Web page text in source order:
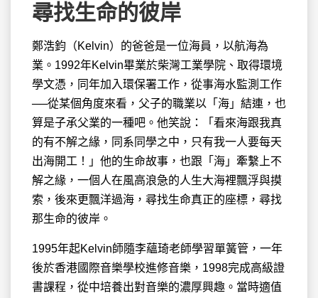
尋找生命的彼岸
鄭浩鈞（Kelvin）的爸爸是一位海員，以航海為
業。1992年Kelvin畢業於柴灣工業學院、取得環境
學文憑，同年加入環保署工作，從事海水監測工作
──從某個角度來看，父子的職業以「海」結連，也
算是子承父業的一種吧。他笑說：「看來海跟我真
的有不解之緣，同系同學之中，只有我一人要每天
出海開工！」他的生命故事，也跟「海」牽繫上不
解之緣，一個人在風高浪急的人生大海裡飄浮與摸
索，後來更飄洋過海，尋找生命真正的座標，尋找
那生命的彼岸。
1995年起Kelvin師隨李蘊琦老師學習單簧管，一年
後於香港國際音樂學校進修音樂，1998完成高級證
書課程，從中培養出對音樂的濃厚興趣。當時適值